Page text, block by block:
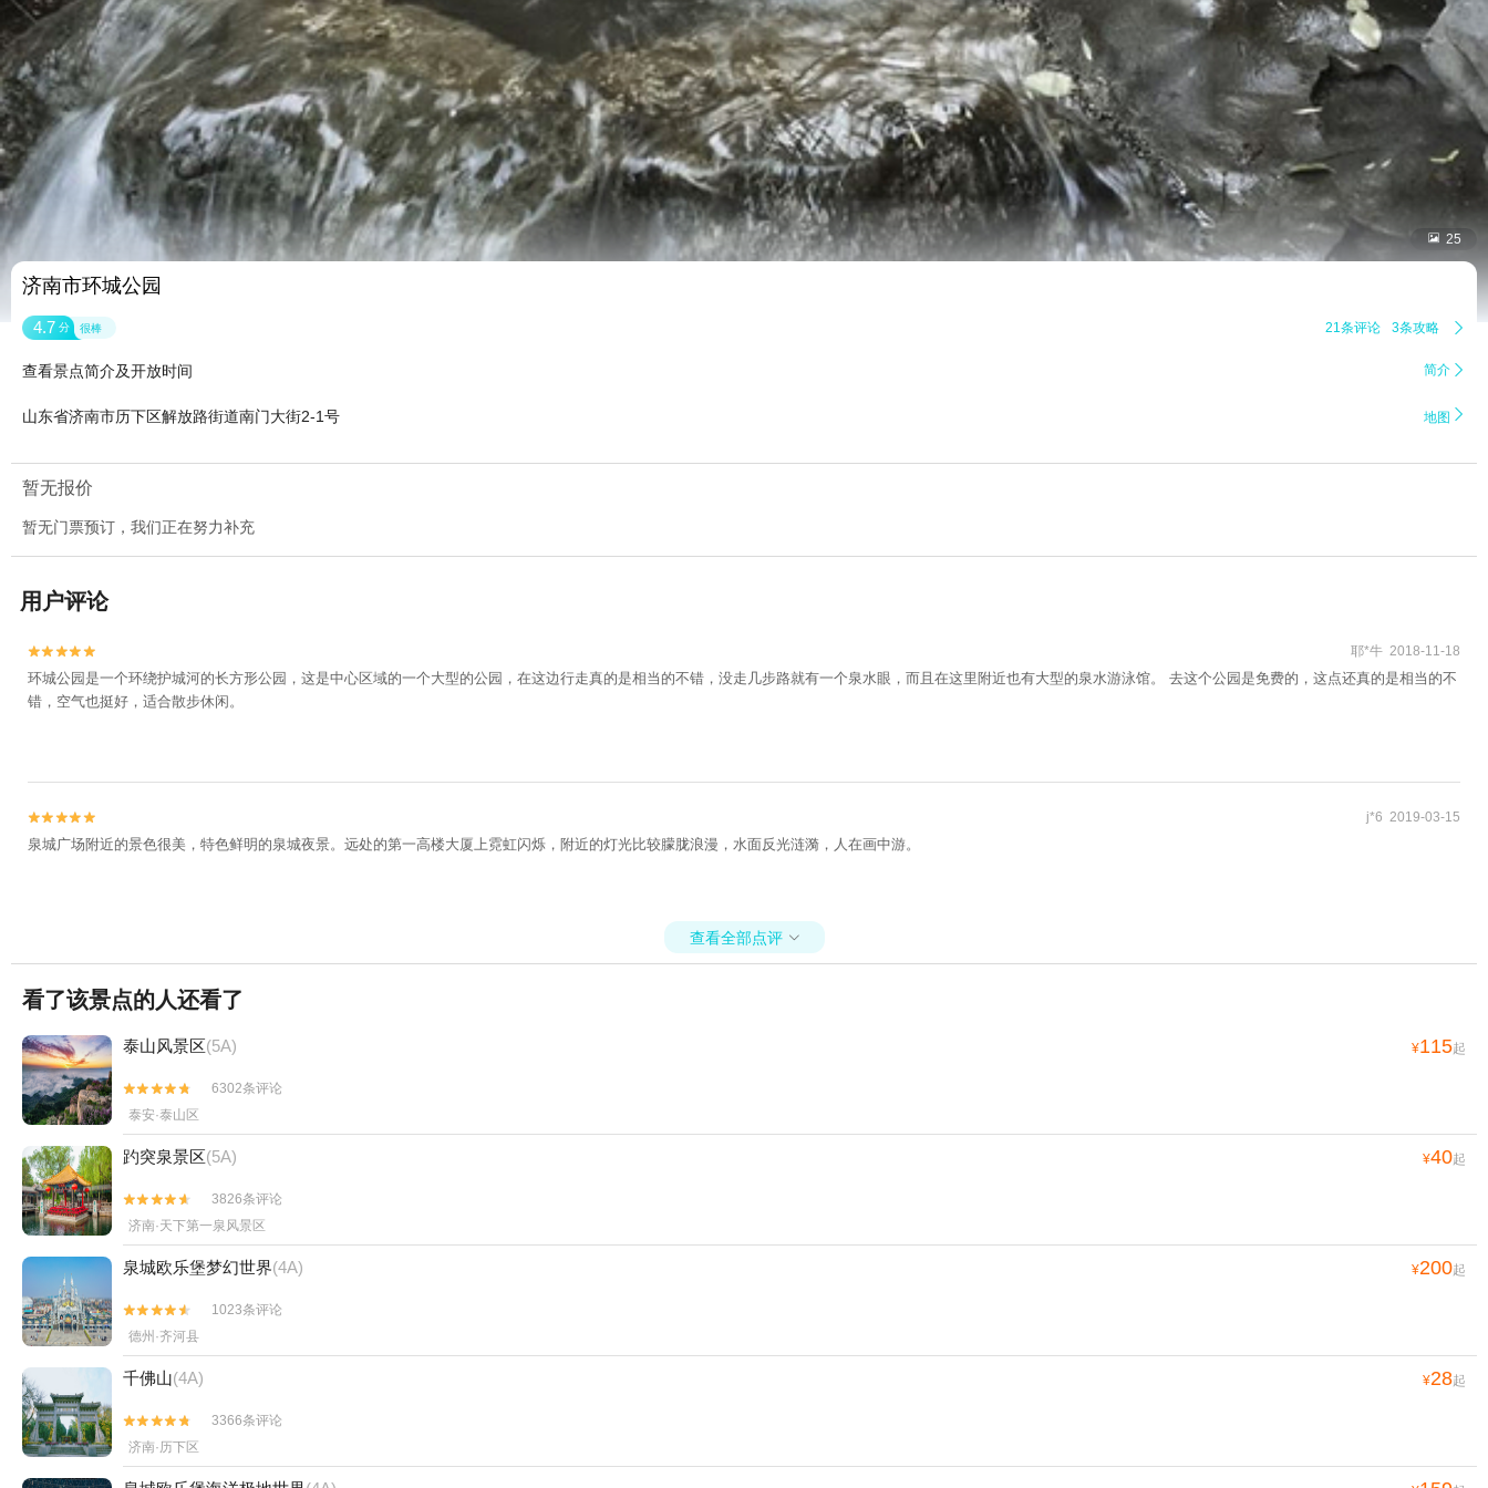
 25
济南市环城公园
4.7 分 很棒 21条评论 3条攻略 
查看景点简介及开放时间 简介 
山东省济南市历下区解放路街道南门大街2-1号 地图 
暂无报价
暂无门票预订，我们正在努力补充
用户评论

 耶*牛 2018-11-18
环城公园是一个环绕护城河的长方形公园，这是中心区域的一个大型的公园，在这边行走真的是相当的不错，没走几步路就有一个泉水眼，而且在这里附近也有大型的泉水游泳馆。 去这个公园是免费的，这点还真的是相当的不
错，空气也挺好，适合散步休闲。

 j*6 2019-03-15
泉城广场附近的景色很美，特色鲜明的泉城夜景。远处的第一高楼大厦上霓虹闪烁，附近的灯光比较朦胧浪漫，水面反光涟漪，人在画中游。
查看全部点评 
看了该景点的人还看了
泰山风景区(5A) ¥115起


6302条评论
泰安·泰山区
趵突泉景区(5A) ¥40起


3826条评论
济南·天下第一泉风景区
泉城欧乐堡梦幻世界(4A) ¥200起


1023条评论
德州·齐河县
千佛山(4A) ¥28起


3366条评论
济南·历下区